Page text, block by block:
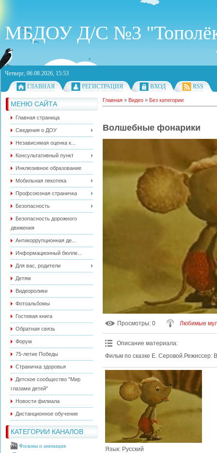
МБДОУ Д/С №3
Четверг, 06.08.2026, 15:53
ГЛАВНАЯ
РЕГИСТРАЦИЯ ВХОД RSS
МЕНЮ САЙТА
Главная страница
Сведения о ДОУ
Независимая оценка к...
Консультативный пункт
Инклюзивное образование
Мобильная лекотека
Профсоюзная страничка
Безопасность
Безопасность дорожного
движения
Антикоррупционная де...
Информационный бюлле...
Для вас, родители
Детям
Видеоролики
Фотоальбомы
Гостевая книга
Обратная связь
Форум
75-летие Победы
Страничка здоровья
Детское сообщество "Мир
глазами детей"
Новости филиала
Дистанционное обучение
КАТЕГОРИИ КАНАЛОВ
Фильмы и анимация
Главная » Видео » Без категории
Волшебные фонарики
Просмотры: 0 Любимые
Описание материала:
Фильм по сказке Е. Серовой.Режиссер:
Язык: Русский